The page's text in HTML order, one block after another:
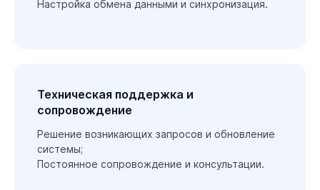
Настройка обмена данными и синхронизация.
Техническая поддержка и
сопровождение
Решение возникающих запросов и обновление
системы;
Постоянное сопровождение и консультации.